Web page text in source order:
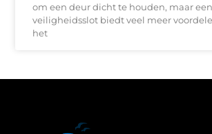
om een deur dicht te houden, maar een
veiligheidsslot biedt veel meer
het